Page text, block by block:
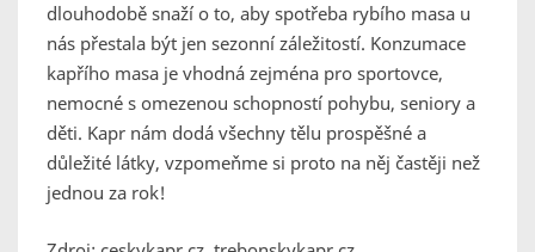
dlouhodobě snaží o to, aby spotřeba rybího masa u
nás přestala být jen sezonní záležitostí. Konzumace
kapřího masa je vhodná zejména pro sportovce,
nemocné s omezenou schopností pohybu, seniory a
děti. Kapr nám dodá všechny tělu prospěšné a
důležité látky, vzpomeňme si proto na něj častěji než
jednou za rok!